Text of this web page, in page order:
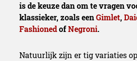
is de keuze dan om te vragen
klassieker, zoals eenGimlet,
FashionedofNegroni.
Natuurlijk zijn er tig variaties